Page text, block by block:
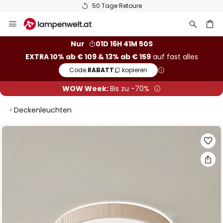
50 Tage Retoure
Inhalt
Nur
01D 16H 41M 49S
EXTRA 10% ab € 109 & 13% ab € 159auf fast alles
Code:RABATT kopieren
WOW Week:Bis zu -70%
Deckenleuchten
Zum